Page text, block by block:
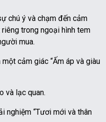
chú ý và chạm đến cảm
trong ngoại hình tem
mua.
cảm giác “Ấm áp và giàu
và lạc quan.
nghiệm “Tươi mới và thân